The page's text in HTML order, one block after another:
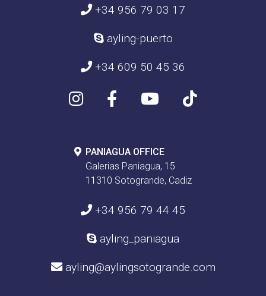
+34 956 79 03 17
ayling-puerto
+34 609 50 45 36
PANIAGUA OFFICE
Galerias Paniagua, 15
11310 Sotogrande, Cadiz
+34 956 79 44 45
ayling_paniagua
ayling@aylingsotogrande.com